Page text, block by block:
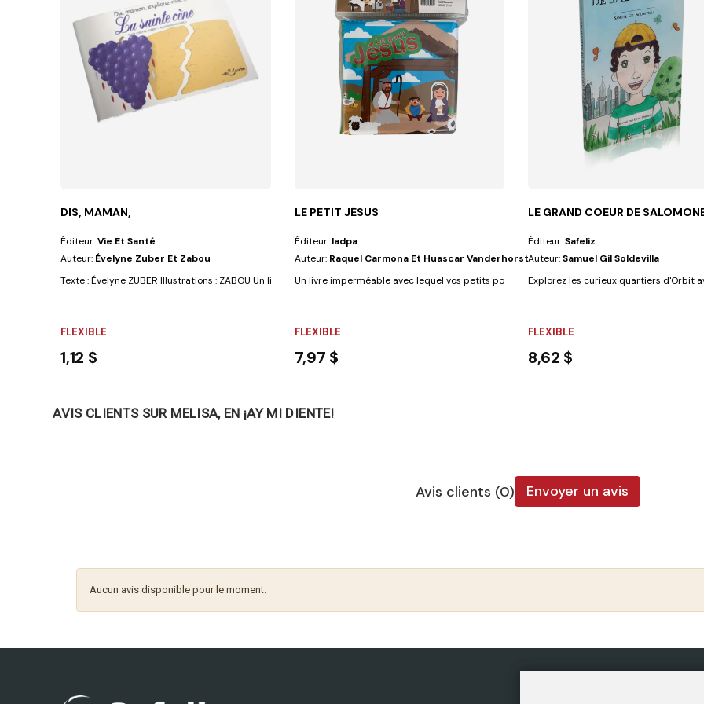
DIS, MAMAN,
Éditeur:Vie Et Santé
Auteur: Évelyne Zuber Et Zabou
Texte : Évelyne ZUBER Illustrations : ZABOU Un livret, avec des illustrations très...
FLEXIBLE
1,12 $
LE PETIT JÉSUS
Éditeur: Iadpa
Auteur: Raquel Carmona Et Huascar Vanderhorst
Un livre imperméable avec lequel vos petits pourront jouer tout en regardant les...
FLEXIBLE
7,97 $
LE GRAND COEUR DE
Éditeur:Safeliz
Auteur:Samuel Gil Soldevilla
Explorez les curieux quartiers d'Orbit
FLEXIBLE
8,62 $
AVIS CLIENTS SUR MELISA, EN ¡AY MI DIENTE!
Avis clients (0) Envoyer un avis
Aucun avis disponible pour le moment.